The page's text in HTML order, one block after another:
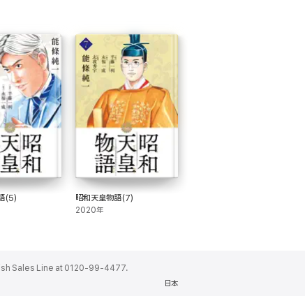
(5) 昭和天皇物語(7)
2020年
English Sales Line at 0120-99-4477.
日本